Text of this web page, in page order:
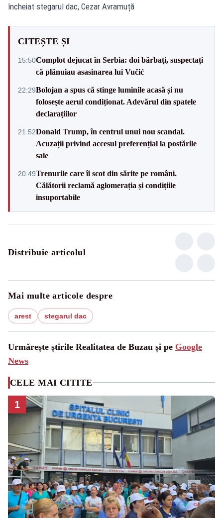
încheiat stegarul dac, Cezar Avramuță
CITEȘTE ȘI
15:50Complot dejucat în Serbia: doi bărbați, suspectați
că plănuiau asasinarea lui Vučić
22:29Bolojan a spus că stinge luminile acasă și nu
folosește aerul condiționat. Adevărul din spatele
declarațiilor
21:52Donald Trump, în centrul unui nou scandal.
Acuzații privind accesul preferențial la postările
sale
20:49Trenurile care îi scot din sărite pe români.
Călătorii reclamă aglomerația și condițiile
insuportabile
Distribuie articolul
Mai multe articole despre
arest stegarul dac
Urmărește știrile Realitatea de Buzau și pe Google
News
CELE MAI CITITE
1